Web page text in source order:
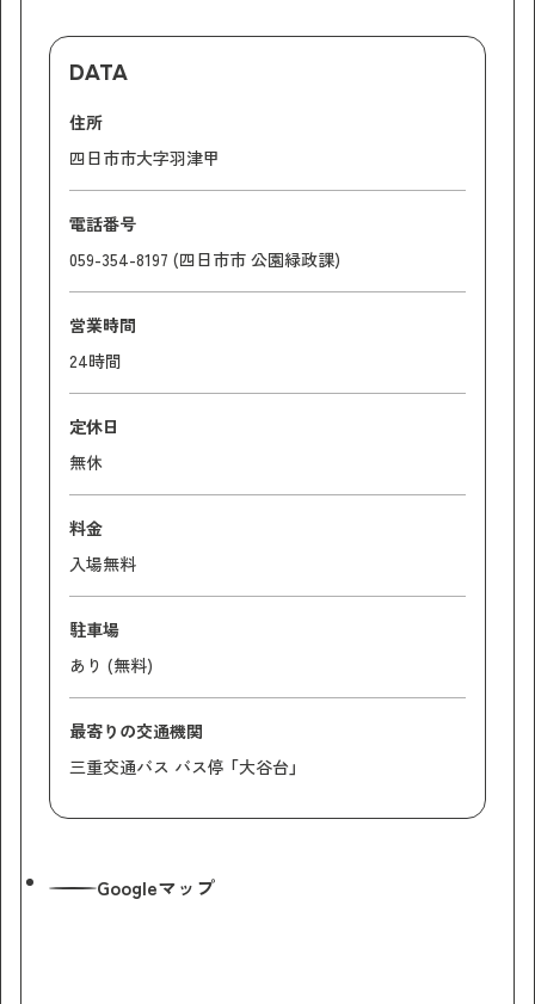
DATA
住所
四日市市大字羽津甲
電話番号
059-354-8197 (四日市市 公園緑政課)
営業時間
24時間
定休日
無休
料金
入場無料
駐車場
あり (無料)
最寄りの交通機関
三重交通バス バス停 「大谷台」
Googleマップ